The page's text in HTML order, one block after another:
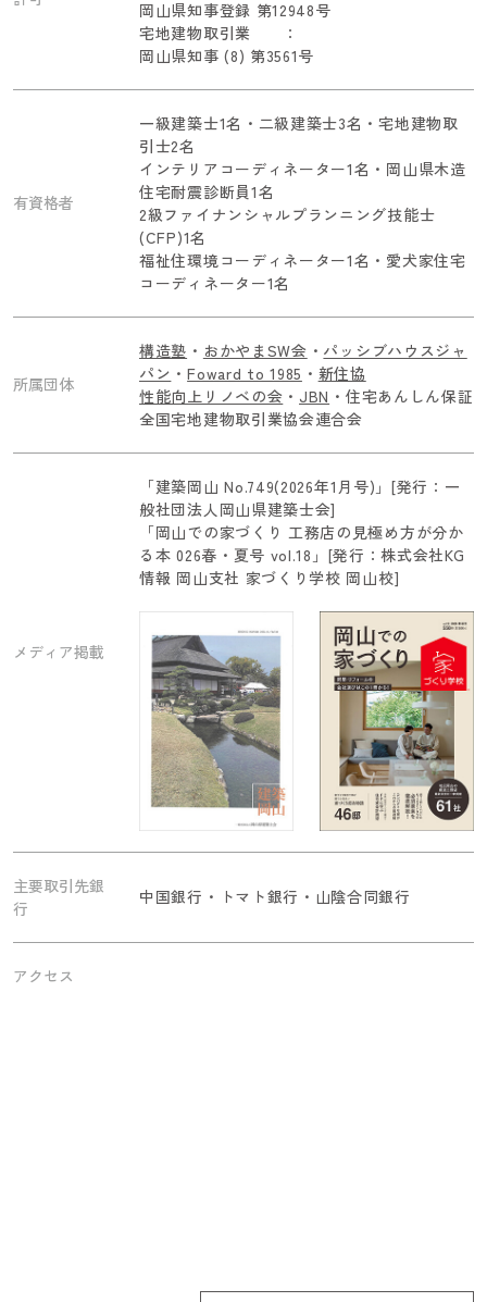
岡山県知事登録 第12948号
宅地建物取引業 ：
岡山県知事 (8) 第3561号
有資格者
一級建築士1名・二級建築士3名・宅地建物取
引士2名
インテリアコーディネーター1名・岡山県木造
住宅耐震診断員1名
2級ファイナンシャルプランニング技能士
(CFP)1名
福祉住環境コーディネーター1名・愛犬家住宅
コーディネーター1名
所属団体
構造塾 ・ おかやまSW会 ・ パッシブハウスジャ
パン ・Foward to 1985 ・ 新住協
性能向上リノベの会 ・ JBN ・住宅あんしん保証
全国宅地建物取引業協会連合会
メディア掲載
「建築岡山 No.749(2026年1月号)」[発行：一
般社団法人岡山県建築士会]
「岡山での家づくり 工務店の見極め方が分か
る本 026春・夏号 vol.18」[発行：株式会社KG
情報 岡山支社 家づくり学校 岡山校]
主要取引先銀
行
中国銀行・トマト銀行・山陰合同銀行
アクセス